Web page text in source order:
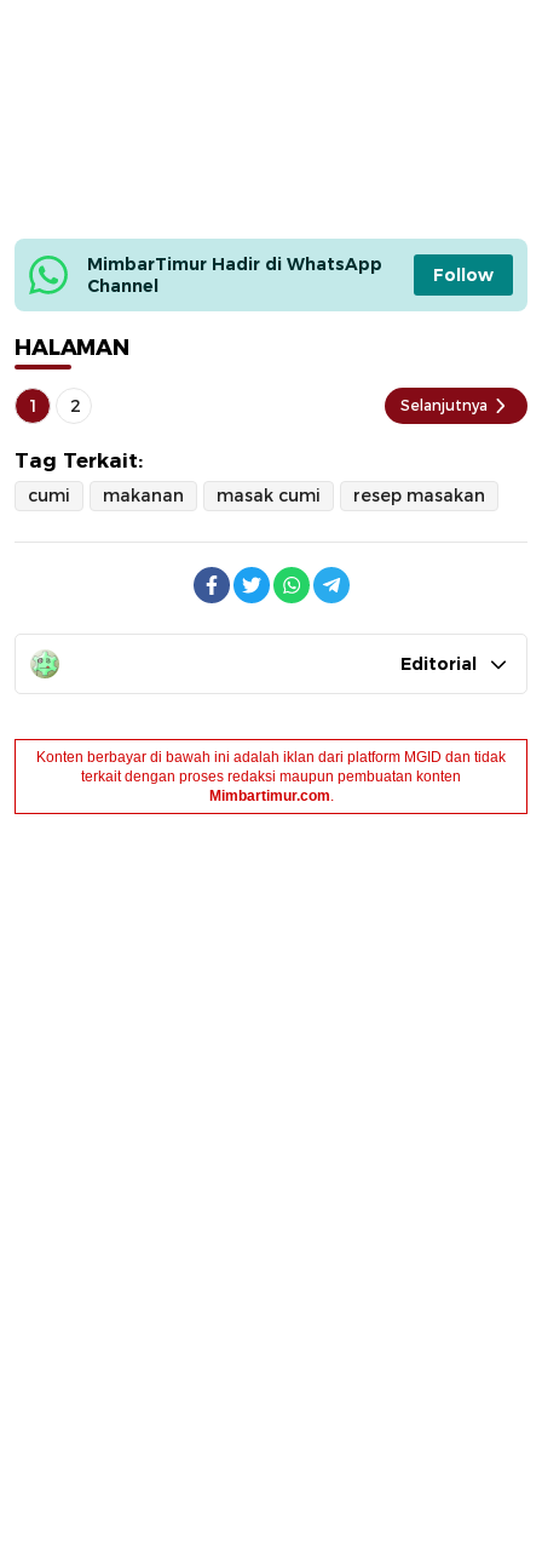
MimbarTimur Hadir di WhatsApp
Channel
Follow
HALAMAN
1 2 Selanjutnya
Tag Terkait:
cumi makanan masak cumi resep masakan
Editorial
Konten berbayar di bawah ini adalah iklan dari platform MGID dan tidak
terkait dengan proses redaksi maupun pembuatan konten
Mimbartimur.com